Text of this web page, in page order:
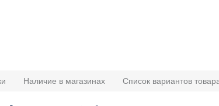
Наличие в магазинах Список вариантов